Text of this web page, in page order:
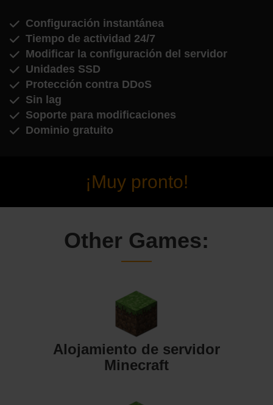
Configuración instantánea
Tiempo de actividad 24/7
Modificar la configuración del servidor
Unidades SSD
Protección contra DDoS
Sin lag
Soporte para modificaciones
Dominio gratuito
¡Muy pronto!
Other Games:
Alojamiento de servidor
Minecraft